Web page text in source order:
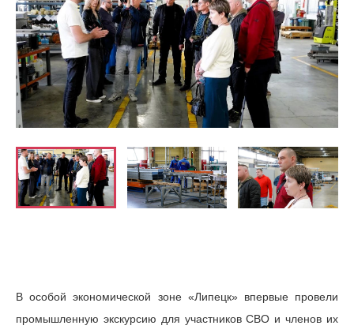
В особой экономической зоне «Липецк» впервые провели
промышленную экскурсию для участников СВО и членов их